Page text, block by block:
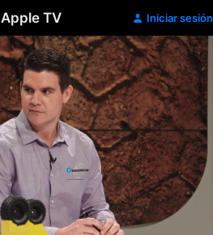
Apple TV Iniciar sesión